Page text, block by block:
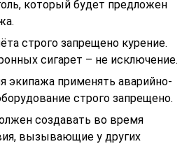
который будет предложен
строго запрещено курение.
сигарет – не исключение.
экипажа применять аварийно-
строго запрещено.
создавать во время
вызывающие у других